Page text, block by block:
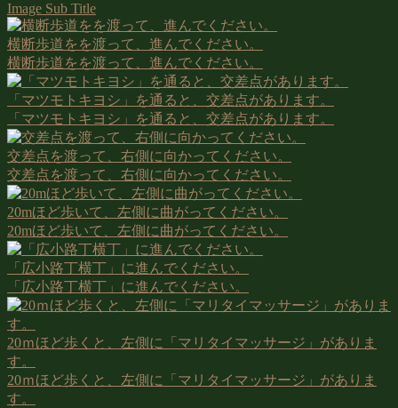
Image Sub Title
横断歩道をを渡って、進んでください。
横断歩道をを渡って、進んでください。
「マツモトキヨシ」を通ると、交差点があります。
「マツモトキヨシ」を通ると、交差点があります。
交差点を渡って、右側に向かってください。
交差点を渡って、右側に向かってください。
20mほど歩いて、左側に曲がってください。
20mほど歩いて、左側に曲がってください。
「広小路丁横丁」に進んでください。
「広小路丁横丁」に進んでください。
20ｍほど歩くと、左側に「マリタイマッサージ」がありま
す。
20ｍほど歩くと、左側に「マリタイマッサージ」がありま
す。